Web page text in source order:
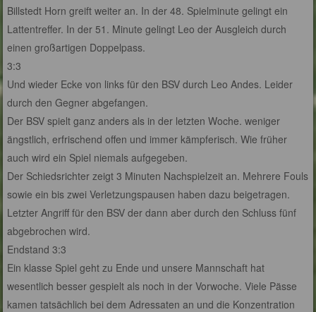
Billstedt Horn greift weiter an. In der 48. Spielminute gelingt ein
Lattentreffer. In der 51. Minute gelingt Leo der Ausgleich durch
einen großartigen Doppelpass.
3:3
Und wieder Ecke von links für den BSV durch Leo Andes. Leider
durch den Gegner abgefangen.
Der BSV spielt ganz anders als in der letzten Woche. weniger
ängstlich, erfrischend offen und immer kämpferisch. Wie früher
auch wird ein Spiel niemals aufgegeben.
Der Schiedsrichter zeigt 3 Minuten Nachspielzeit an. Mehrere Fouls
sowie ein bis zwei Verletzungspausen haben dazu beigetragen.
Letzter Angriff für den BSV der dann aber durch den Schluss fünf
abgebrochen wird.
Endstand 3:3
Ein klasse Spiel geht zu Ende und unsere Mannschaft hat
wesentlich besser gespielt als noch in der Vorwoche. Viele Pässe
kamen tatsächlich bei dem Adressaten an und die Konzentration